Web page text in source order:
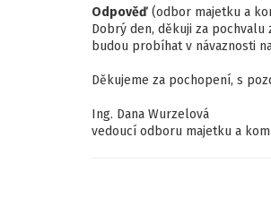
Odpověď (odbor majetku a
Dobrý den, děkuji za
budou probíhat v návaznosti
Děkujeme za pochopení, s
Ing. Dana Wurzelová
vedoucí odboru majetku a